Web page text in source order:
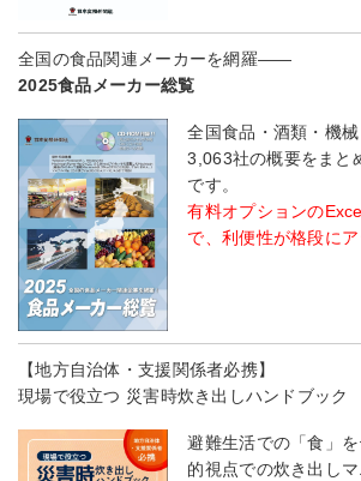
全国の食品関連メーカーを網羅――
2025食品メーカー総覧
全国食品・酒類・機
3,063社の概要をまと
です。
有料オプションの
で、利便性が格段にア
【地方自治体・支援関係者必携】
現場で役立つ 災害時炊き出しハンドブック
避難生活での「食」
的視点での炊き出し